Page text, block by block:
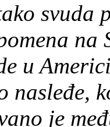
svuda
na
u
nasleđe,
je